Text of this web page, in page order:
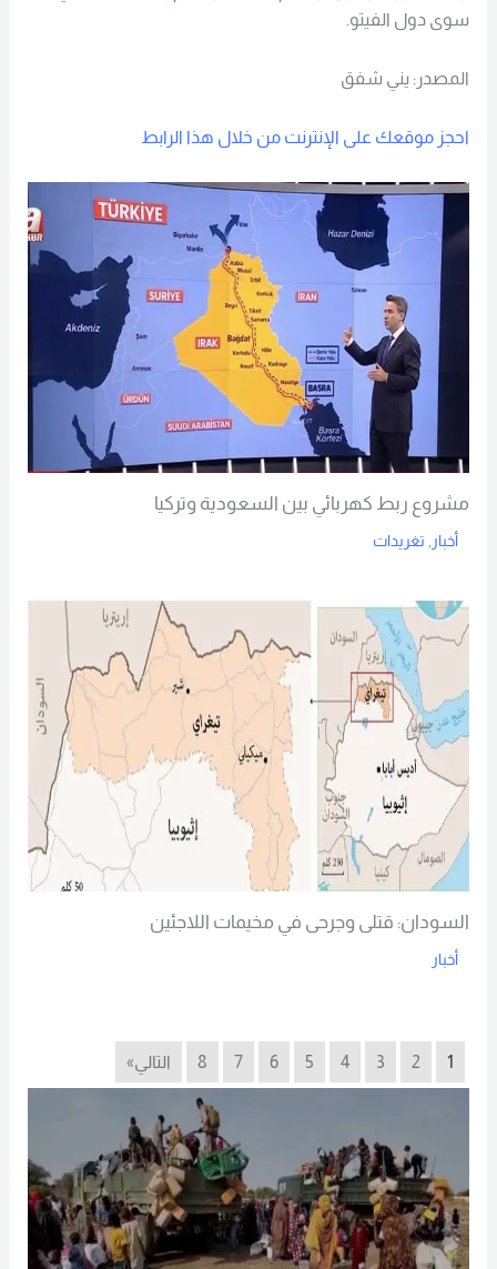
سوى دول الفيتو.
المصدر: يني شفق
احجز موقعك على الإنترنت من خلال هذا الرابط
مشروع ربط كهربائي بين السعودية وتركيا
أخبار تغريدات
السودان: قتلى وجرحى في مخيمات اللاجئين
أخبار
1
2
3
4
5
6
7
8 التالي»